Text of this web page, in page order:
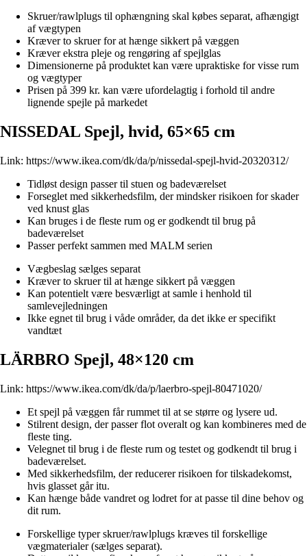
Skruer/rawlplugs til ophængning skal købes separat, afhængigt
af vægtypen
Kræver to skruer for at hænge sikkert på væggen
Kræver ekstra pleje og rengøring af spejlglas
Dimensionerne på produktet kan være upraktiske for visse rum
og vægtyper
Prisen på 399 kr. kan være ufordelagtig i forhold til andre
lignende spejle på markedet
NISSEDAL Spejl, hvid, 65×65 cm
Link: https://www.ikea.com/dk/da/p/nissedal-spejl-hvid-20320312/
Tidløst design passer til stuen og badeværelset
Forseglet med sikkerhedsfilm, der mindsker risikoen for skader
ved knust glas
Kan bruges i de fleste rum og er godkendt til brug på
badeværelset
Passer perfekt sammen med MALM serien
Vægbeslag sælges separat
Kræver to skruer til at hænge sikkert på væggen
Kan potentielt være besværligt at samle i henhold til
samlevejledningen
Ikke egnet til brug i våde områder, da det ikke er specifikt
vandtæt
LÄRBRO Spejl, 48×120 cm
Link: https://www.ikea.com/dk/da/p/laerbro-spejl-80471020/
Et spejl på væggen får rummet til at se større og lysere ud.
Stilrent design, der passer flot overalt og kan kombineres med de
fleste ting.
Velegnet til brug i de fleste rum og testet og godkendt til brug i
badeværelset.
Med sikkerhedsfilm, der reducerer risikoen for tilskadekomst,
hvis glasset går itu.
Kan hænge både vandret og lodret for at passe til dine behov og
dit rum.
Forskellige typer skruer/rawlplugs kræves til forskellige
vægmaterialer (sælges separat).